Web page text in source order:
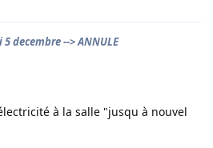
decembre --> ANNULE
à la salle "jusqu à nouvel